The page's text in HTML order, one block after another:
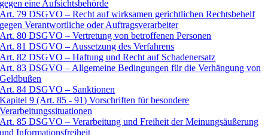
gegen eine Aufsichtsbehörde
Art. 79 DSGVO – Recht auf wirksamen gerichtlichen Rechtsbehelf
gegen Verantwortliche oder Auftragsverarbeiter
Art. 80 DSGVO – Vertretung von betroffenen Personen
Art. 81 DSGVO – Aussetzung des Verfahrens
Art. 82 DSGVO – Haftung und Recht auf Schadenersatz
Art. 83 DSGVO – Allgemeine Bedingungen für die Verhängung von
Geldbußen
Art. 84 DSGVO – Sanktionen
Kapitel 9 (Art. 85 - 91) Vorschriften für besondere
Verarbeitungssituationen
Art. 85 DSGVO – Verarbeitung und Freiheit der Meinungsäußerung
und Informationsfreiheit